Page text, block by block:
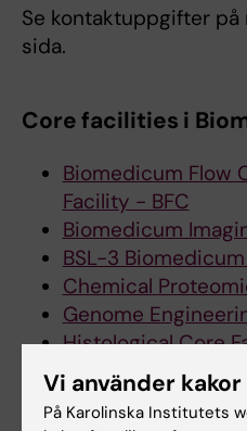
Se kontaktuppgifter
sida.
Core facilities i
Biomedicum Flow
Facility - BFC
Biomedicum
BSL-3
Chemical
Genome
Histological Core
Biofabrication and
(Biofab) Facility
Vi använder
På Karolinska Institutets